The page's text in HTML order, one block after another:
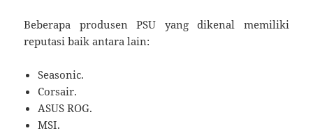
Beberapa produsen PSU yang dikenal memiliki
reputasi baik antara lain:
Seasonic.
Corsair.
ASUS ROG.
MSI.